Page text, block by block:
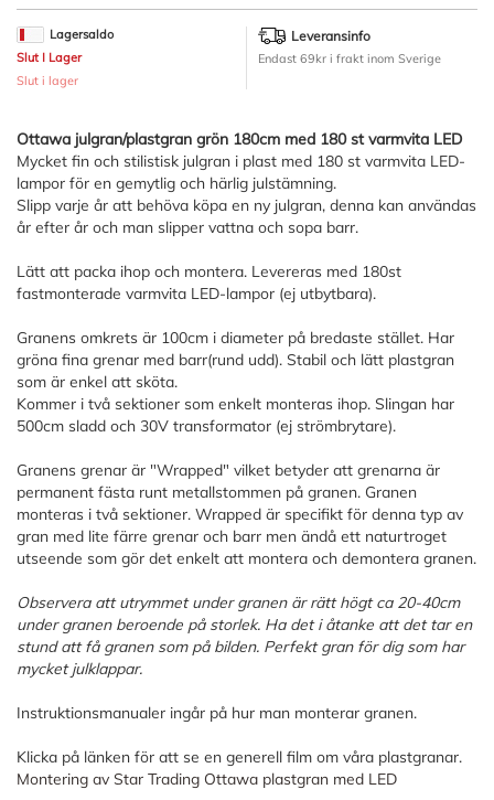
bildgalleriet
Lagersaldo
Slut I Lager
Slut i lager
Leveransinfo
Endast 69kr i frakt inom Sverige
Ottawa julgran/plastgran grön 180cm med 180 st varmvita LED
Mycket fin och stilistisk julgran i plast med 180 st varmvita LED-
lampor för en gemytlig och härlig julstämning.
Slipp varje år att behöva köpa en ny julgran, denna kan användas
år efter år och man slipper vattna och sopa barr.
Lätt att packa ihop och montera. Levereras med 180st
fastmonterade varmvita LED-lampor (ej utbytbara).
Granens omkrets är 100cm i diameter på bredaste stället. Har
gröna fina grenar med barr(rund udd). Stabil och lätt plastgran
som är enkel att sköta.
Kommer i två sektioner som enkelt monteras ihop. Slingan har
500cm sladd och 30V transformator (ej strömbrytare).
Granens grenar är "Wrapped" vilket betyder att grenarna är
permanent fästa runt metallstommen på granen. Granen
monteras i två sektioner. Wrapped är specifikt för denna typ av
gran med lite färre grenar och barr men ändå ett naturtroget
utseende som gör det enkelt att montera och demontera granen.
Observera att utrymmet under granen är rätt högt ca 20-40cm
under granen beroende på storlek. Ha det i åtanke att det tar en
stund att få granen som på bilden. Perfekt gran för dig som har
mycket julklappar.
Instruktionsmanualer ingår på hur man monterar granen.
Klicka på länken för att se en generell film om våra plastgranar.
Montering av Star Trading Ottawa plastgran med LED